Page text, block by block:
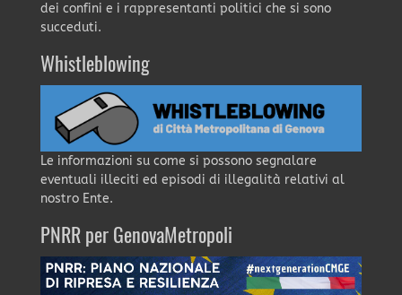
dei confini e i rappresentanti politici che si sono
succeduti.
Whistleblowing
Le informazioni su come si possono segnalare
eventuali illeciti ed episodi di illegalità relativi al
nostro Ente.
PNRR per GenovaMetropoli